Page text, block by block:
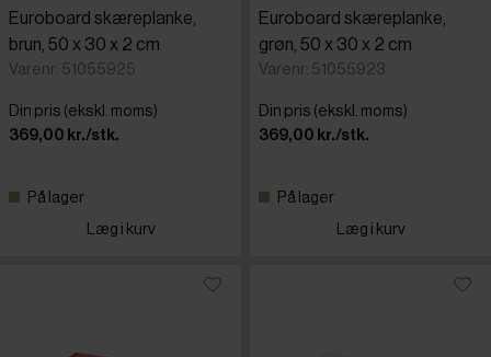
Euroboard skæreplanke,
brun, 50 x 30 x 2 cm
Varenr: 51055925
Din pris (ekskl. moms)
369,00 kr./stk.
På lager
Læg i kurv
Euroboard skæreplanke,
grøn, 50 x 30 x 2 cm
Varenr: 51055923
Din pris (ekskl. moms)
369,00 kr./stk.
På lager
Læg i kurv